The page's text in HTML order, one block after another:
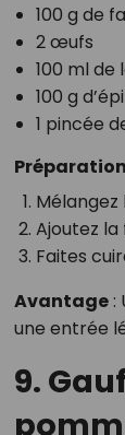
100 g de
2 œufs
100 ml
100 g
1 pincée
Préparation
Ajoutez la
Faites
Avantage:
une entrée
9.